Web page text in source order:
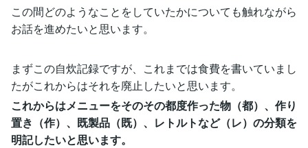
この間どのようなことをしていたかについても触れながら
お話を進めたいと思います。
まずこの自炊記録ですが、これまでは食費を書いていまし
たがこれからはそれを廃止したいと思います。
これからはメニューをそのその都度作った物（都）、作り
置き（作）、既製品（既）、レトルトなど（レ）の分類を
明記したいと思います。